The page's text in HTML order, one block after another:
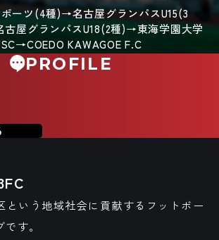
ーツ(4種)→名古屋グランパスU15(3
屋グランパスU18(2種)→東海学園大学
KAWAGOE F.C
PROFILE
という地域社会に貢献するフットボー
す。